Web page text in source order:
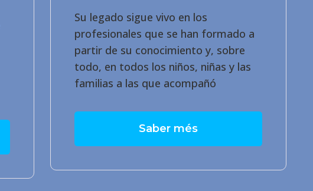
Su legado sigue vivo en los
profesionales que se han formado a
partir de su conocimiento y, sobre
todo, en todos los niños, niñas y las
familias a las que acompañó
Saber més